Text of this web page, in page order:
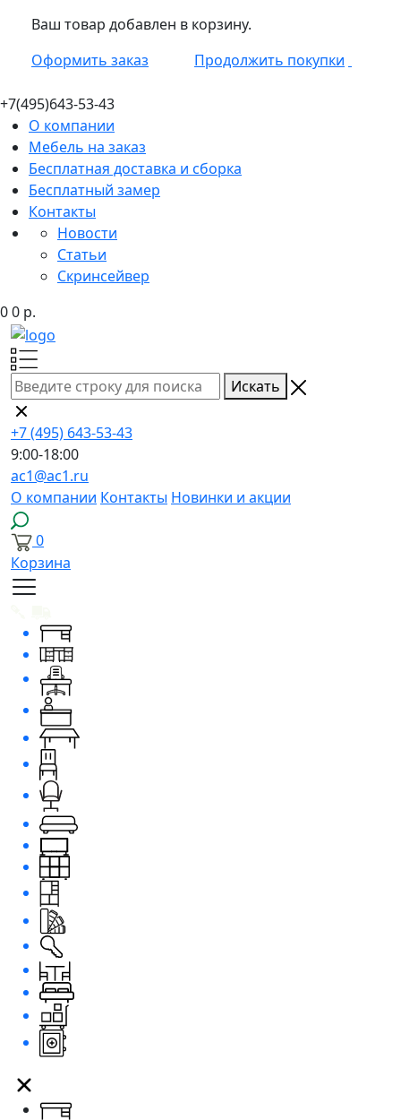
Ваш товар добавлен в корзину.
Оформить заказ
Продолжить покупки
+7(495)643-53-43
О компании
Мебель на заказ
Бесплатная доставка и сборка
Бесплатный замер
Контакты
Новости
Статьи
Скринсейвер
00 р.
Искать
+7 (495) 643-53-43
9:00-18:00
ac1@ac1.ru
О компании Контакты Новинки и акции
0
Корзина